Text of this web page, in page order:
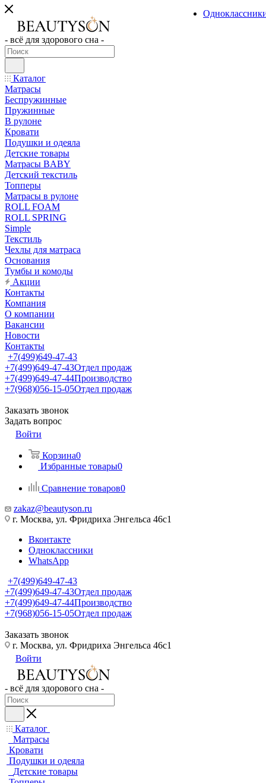
- всё для здорового сна -
Каталог
Матрасы
Беспружинные
Пружинные
В рулоне
Кровати
Подушки и одеяла
Детские товары
Матрасы BABY
Детский текстиль
Топперы
Матрасы в рулоне
ROLL FOAM
ROLL SPRING
Simple
Текстиль
Чехлы для матраса
Основания
Тумбы и комоды
Акции
Контакты
Компания
О компании
Вакансии
Новости
Контакты
+7(499)649-47-43
+7(499)649-47-43Отдел продаж
+7(499)649-47-44Производство
+7(968)056-15-05Отдел продаж
Заказать звонок
Задать вопрос
Войти
Корзина0
Избранные товары0
Сравнение товаров0
zakaz@beautyson.ru
г. Москва, ул. Фридриха Энгельса 46с1
Вконтакте
Одноклассники
WhatsApp
+7(499)649-47-43
+7(499)649-47-43Отдел продаж
+7(499)649-47-44Производство
+7(968)056-15-05Отдел продаж
Заказать звонок
г. Москва, ул. Фридриха Энгельса 46с1
Войти
- всё для здорового сна -
Каталог
Матрасы
Кровати
Подушки и одеяла
Детские товары